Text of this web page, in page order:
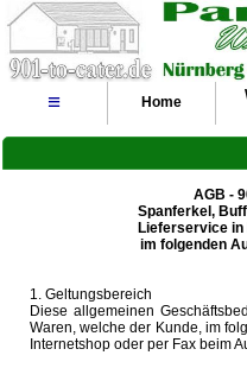
≡ Home
AGB -
Spanferkel,
Lieferservice in
im folgenden
1. Geltungsbereich
Diese allgemeinen
Waren, welche der Kunde, im
Internetshop oder per Fax beim